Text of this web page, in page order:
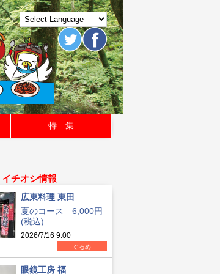
特 集
イチオシ情報
広東料理 東田
夏のコース 6,000円
(税込)
2026/7/16 9:00
ぐるめ
眼鏡工房 福